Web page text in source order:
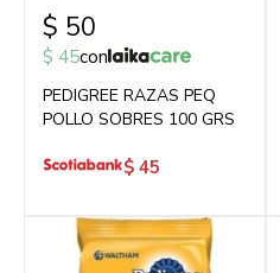
$ 50
$ 45con
PEDIGREE RAZAS PEQ
POLLO SOBRES 100 GRS
$ 45